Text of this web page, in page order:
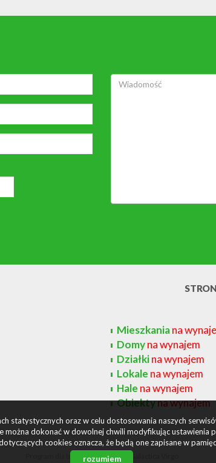
Mieszkaniana
Domyna wynajem
Działkina wynajem
Lokale na wynajem
Hale na wynajem
Obiektyna wynajem
Program dla biur nieruchomości
statystycznych oraz w celu dostosowania naszych
można dokonać w dowolnej chwili modyfikując ustawienia
cookies oznacza, że będą one zapisane w
rozumiem